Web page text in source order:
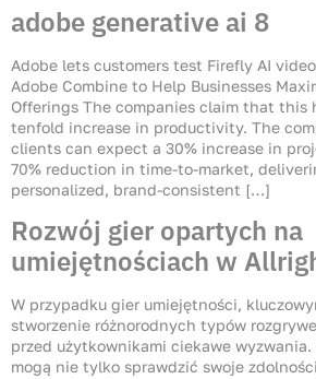
adobe generative ai 8
Adobe lets customers test Firefly AI
Adobe Combine to Help Businesses
Offerings The companies claim that this
tenfold increase in productivity. The
clients can expect a 30% increase in
70% reduction in time-to-market,
personalized, brand-consistent […]
Rozwój gier opartych na
umiejętnościach w
W przypadku gier umiejętności,
stworzenie różnorodnych typów
przed użytkownikami ciekawe
mogą nie tylko sprawdzić swoje